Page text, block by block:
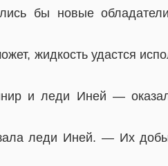
бы новые
жидкость удастся
и леди Иней —
леди Иней. — Их